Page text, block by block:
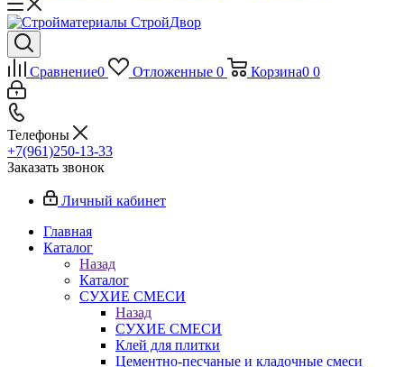
Сравнение0 Отложенные 0 Корзина0 0
Телефоны
+7(961)250-13-33
Заказать звонок
Личный кабинет
Главная
Каталог
Назад
Каталог
СУХИЕ СМЕСИ
Назад
СУХИЕ СМЕСИ
Клей для плитки
Цементно-песчаные и кладочные смеси